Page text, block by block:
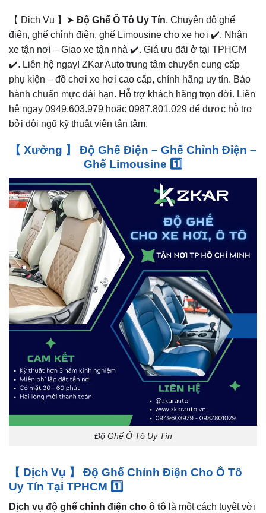
【 Dịch Vụ 】➤ Độ Ghế Ô Tô Uy Tín. Chuyên độ ghế
điện, ghế chỉnh điện, ghế Limousine cho xe hơi ✔️. Nhận
xe tận nơi – Giao xe tận nhà ✔️. Giá ưu đãi ở tại TPHCM
✔️. Liên hệ ngay! ZKar Auto trung tâm chuyên cung cấp
phụ kiện – đồ chơi xe hơi cao cấp, chính hãng uy tín. Bảo
hành chuẩn mực dài hạn. Hỗ trợ khách hãng trọn đời. Liên
hệ ngay 0949.603.979 hoặc 0987.801.029 để được hỗ trợ
bởi đội ngũ kỹ thuật viên tận tâm.
【 Xưởng 】 Độ Ghế Điện – Ghế Chỉnh Điện –
Ghế Limousine 1️⃣
Độ Ghế Ô Tô Uy Tín
【 Dịch Vụ 】 Độ Ghế Chỉnh Điện Cho Ô Tô
Uy Tín Tại TPHCM 1️⃣
Dịch vụ độ ghế chỉnh điện cho ô tô là một cách tuyệt vời